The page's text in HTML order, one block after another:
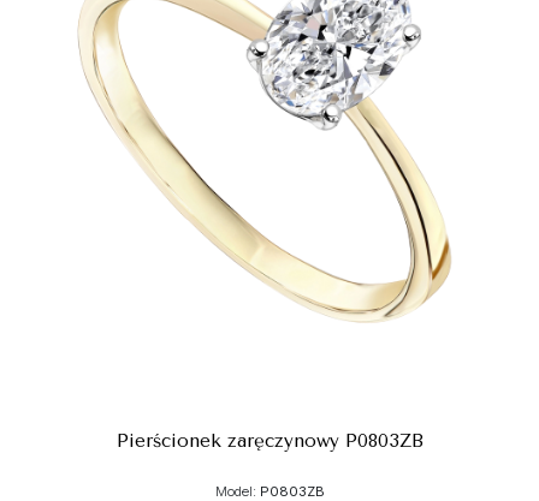
Pierścionek zaręczynowy P0803ZB
Model: P0803ZB